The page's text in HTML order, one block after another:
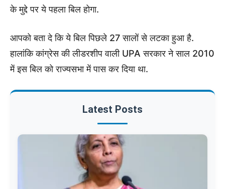
के मुद्दे पर ये पहला बिल होगा.
आपको बता दे कि ये बिल पिछले 27 सालों से लटका हुआ है.
हालांकि कांग्रेस की लीडरशीप वाली UPA सरकार ने साल 2010
में इस बिल को राज्यसभा में पास कर दिया था.
Latest Posts